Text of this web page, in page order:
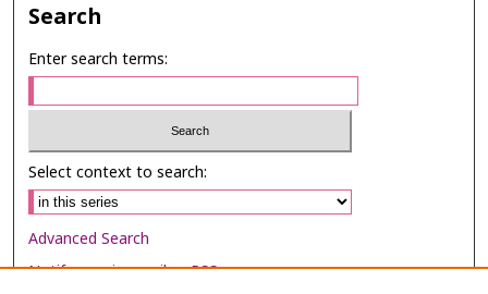
Search
Enter search terms:
Select context to search:
Advanced Search
Notify me via email orRSS